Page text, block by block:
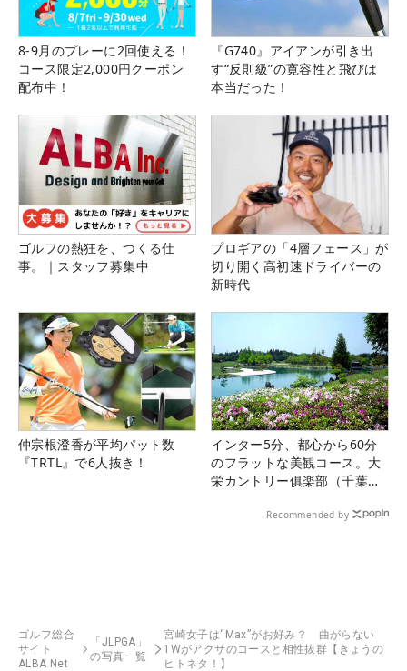
8-9月のプレーに2回使える！
コース限定2,000円クーポン
配布中！
『G740』アイアンが引き出
す“反則級”の寛容性と飛びは
本当だった！
ゴルフの熱狂を、つくる仕
事。｜スタッフ募集中
プロギアの「4層フェース」が
切り開く高初速ドライバーの
新時代
仲宗根澄香が平均パット数
『TRTL』で6人抜き！
インター5分、都心から60分
のフラットな美観コース。大
栄カントリー俱楽部（千葉
Recommended by
ゴルフ総合
サイト
ALBA Net
「JLPGA」
の写真一覧
宮崎女子は“Max”がお好み？ 曲がらない
1Wがアクサのコースと相性抜群【きょうの
ヒトネタ！】